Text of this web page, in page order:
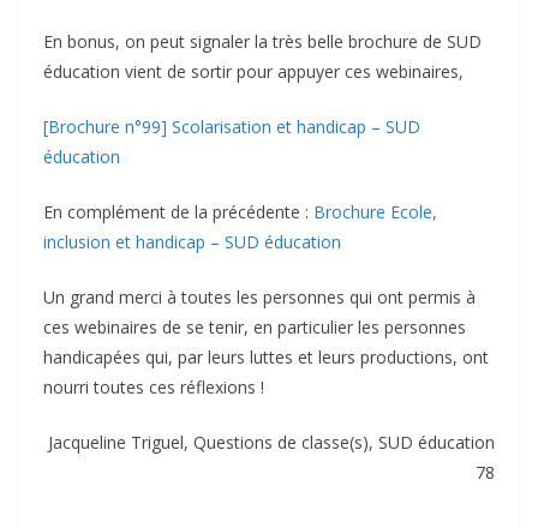
En bonus, on peut signaler la très belle brochure de SUD
éducation vient de sortir pour appuyer ces webinaires,
[Brochure n°99] Scolarisation et handicap – SUD
éducation
En complément de la précédente : Brochure Ecole,
inclusion et handicap – SUD éducation
Un grand merci à toutes les personnes qui ont permis à
ces webinaires de se tenir, en particulier les personnes
handicapées qui, par leurs luttes et leurs productions, ont
nourri toutes ces réflexions !
Jacqueline Triguel, Questions de classe(s), SUD éducation
78